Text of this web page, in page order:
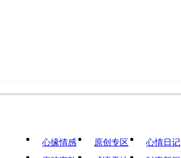
心缘情感 原创专区
心情日记